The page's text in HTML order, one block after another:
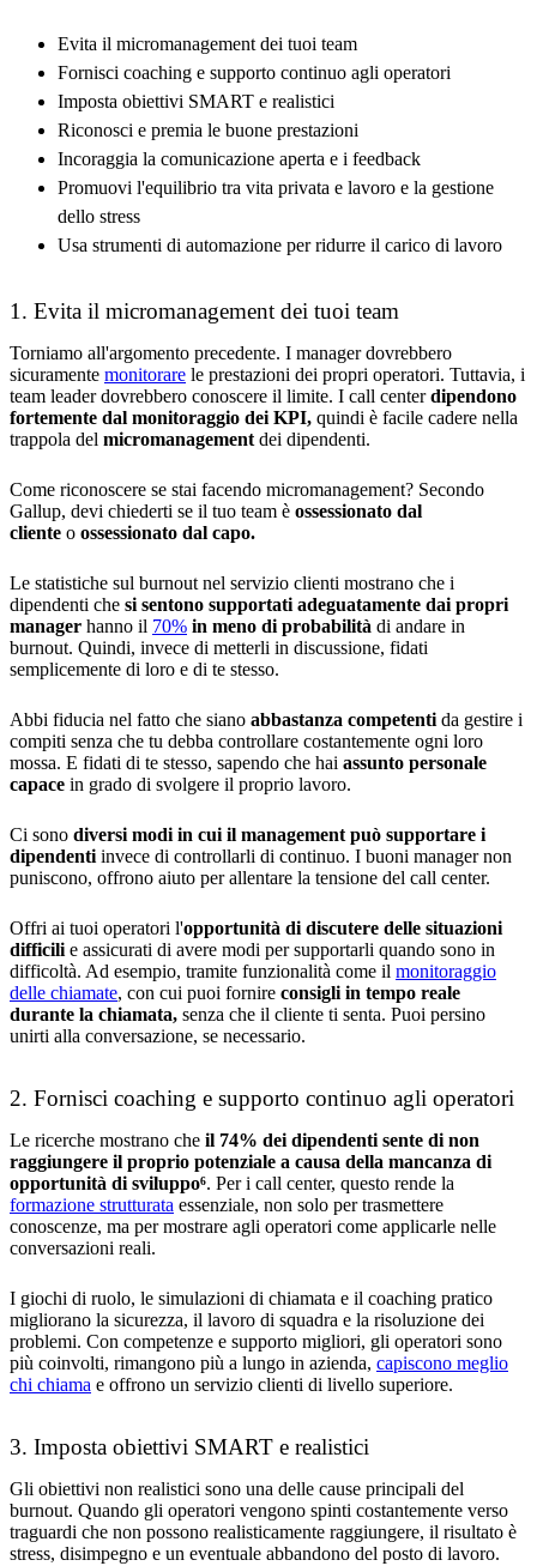
Evita il micromanagement dei tuoi team
Fornisci coaching e supporto continuo agli operatori
Imposta obiettivi SMART e realistici
Riconosci e premia le buone prestazioni
Incoraggia la comunicazione aperta e i feedback
Promuovi l'equilibrio tra vita privata e lavoro e la gestione
dello stress
Usa strumenti di automazione per ridurre il carico di lavoro
1. Evita il micromanagement dei tuoi team
Torniamo all'argomento precedente. I manager dovrebbero
sicuramente monitorare le prestazioni dei propri operatori. Tuttavia, i
team leader dovrebbero conoscere il limite. I call centerdipendono
fortemente dal monitoraggio dei KPI, quindi è facile cadere nella
trappola del micromanagement dei dipendenti.
Come riconoscere se stai facendo micromanagement? Secondo
Gallup, devi chiederti se il tuo team è ossessionato dal
cliente o ossessionato dal capo.
Le statistiche sul burnout nel servizio clienti mostrano che i
dipendenti che si sentono supportati adeguatamente dai propri
manager hanno il 70% in meno di probabilità di andare in
burnout. Quindi, invece di metterli in discussione, fidati
semplicemente di loro e di te stesso.
Abbi fiducia nel fatto che siano abbastanza competenti da gestire i
compiti senza che tu debba controllare costantemente ogni loro
mossa. E fidati di te stesso, sapendo che hai assunto personale
capace in grado di svolgere il proprio lavoro.
Ci sono diversi modi in cui il management può supportare i
dipendenti invece di controllarli di continuo. I buoni manager non
puniscono, offrono aiuto per allentare la tensione del call center.
Offri ai tuoi operatori l'opportunità di discutere delle situazioni
difficili e assicurati di avere modi per supportarli quando sono in
difficoltà. Ad esempio, tramite funzionalità come il monitoraggio
delle chiamate, con cui puoi fornire consigli in tempo reale
durante la chiamata, senza che il cliente ti senta. Puoi persino
unirti alla conversazione, se necessario.
2. Fornisci coaching e supporto continuo agli operatori
Le ricerche mostrano che il 74% dei dipendenti sente di non
raggiungere il proprio potenziale a causa della mancanza di
opportunità di sviluppo⁶. Per i call center, questo rende la
formazione strutturata essenziale, non solo per trasmettere
conoscenze, ma per mostrare agli operatori come applicarle nelle
conversazioni reali.
I giochi di ruolo, le simulazioni di chiamata e il coaching pratico
migliorano la sicurezza, il lavoro di squadra e la risoluzione dei
problemi. Con competenze e supporto migliori, gli operatori sono
più coinvolti, rimangono più a lungo in azienda, capiscono meglio
chi chiama e offrono un servizio clienti di livello superiore.
3. Imposta obiettivi SMART e realistici
Gli obiettivi non realistici sono una delle cause principali del
burnout. Quando gli operatori vengono spinti costantemente verso
traguardi che non possono realisticamente raggiungere, il risultato è
stress, disimpegno e un eventuale abbandono del posto di lavoro.